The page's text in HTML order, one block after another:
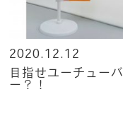
2020.12.12
目指せユーチューバ
ー？！